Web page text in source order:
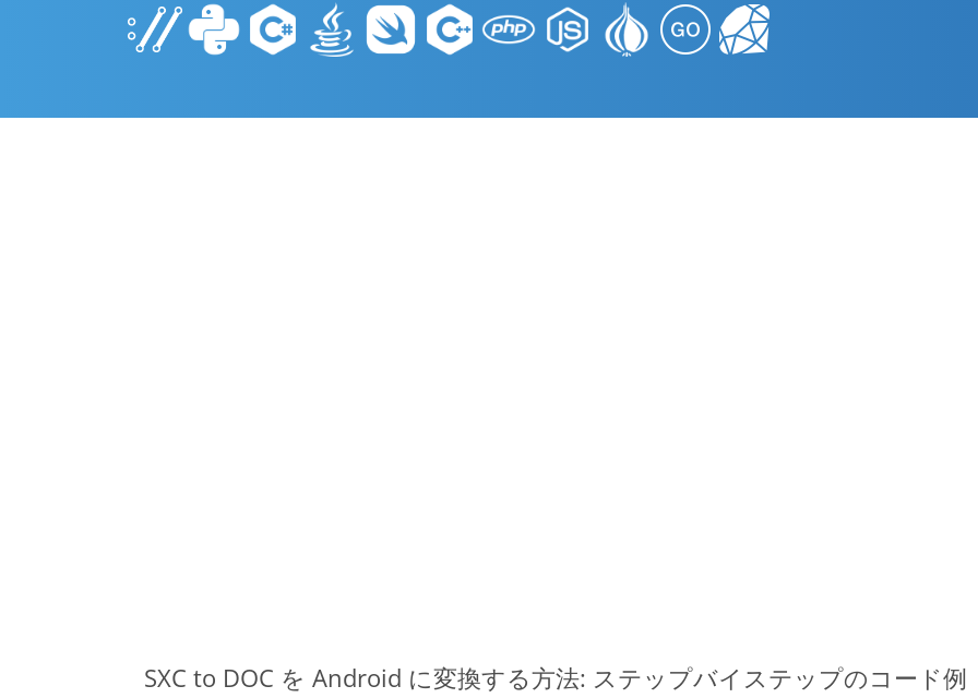
SXC to DOC を Android に変換する方法: ステップバイステップのコード例